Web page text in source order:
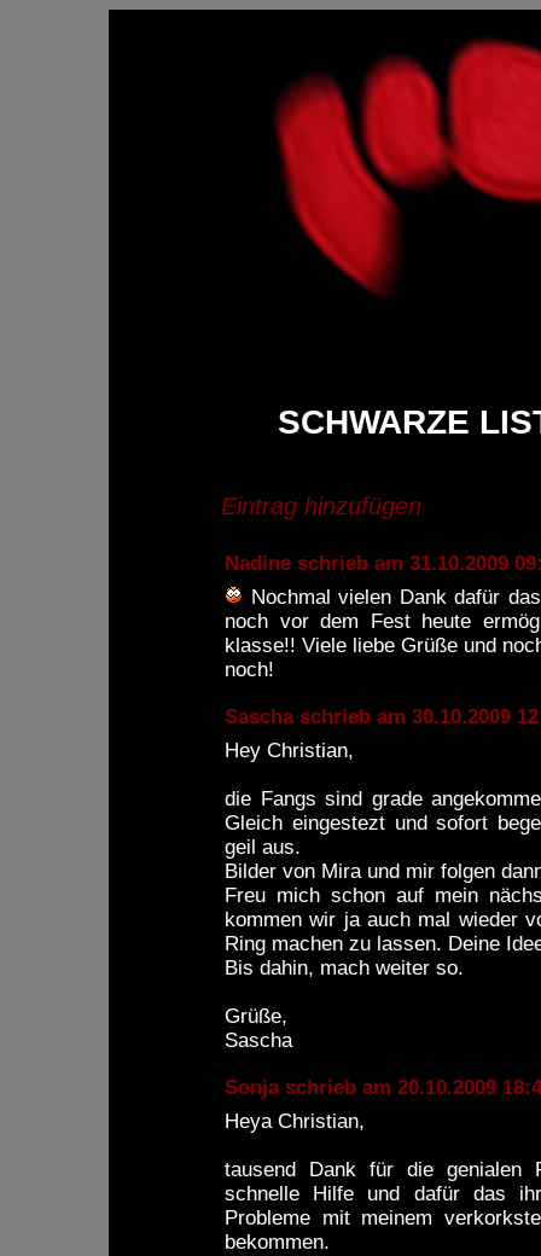
SCHWARZE
Eintrag hinzufügen
Nadine schrieb am 31.10.2009
Nochmal vielen Dank dafür
noch vor dem Fest heute
klasse!! Viele liebe Grüße und
noch!
Sascha schrieb am 30.10.2009
Hey Christian,
die Fangs sind grade
Gleich eingestezt und sofort
geil aus.
Bilder von Mira und mir folgen
Freu mich schon auf mein
kommen wir ja auch mal wieder
Ring machen zu lassen. Deine
Bis dahin, mach weiter so.
Grüße,
Sascha
Sonja schrieb am 20.10.2009
Heya Christian,
tausend Dank für die genialen
schnelle Hilfe und dafür das
Probleme mit meinem
bekommen.